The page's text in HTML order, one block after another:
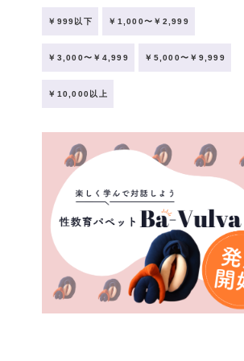
￥999以下 ￥1,000〜￥2,999
￥3,000〜￥4,999 ￥5,000〜￥9,999
￥10,000以上